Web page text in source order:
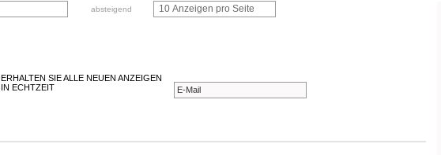
absteigend 10 Anzeigen pro Seite
ERHALTEN SIE ALLE NEUEN ANZEIGEN
IN ECHTZEIT